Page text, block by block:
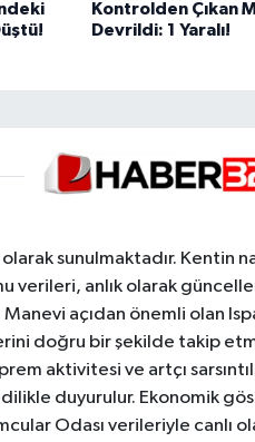
Kontrolden Çıkan
Devrildi: 1 Yaralı!
sunulmaktadır. Kentin
verileri, anlık olarak
Manevi açıdan önemli olan
doğru bir şekilde takip
aktivitesi ve artçı
duyurulur. Ekonomik
Odası verileriyle canlı